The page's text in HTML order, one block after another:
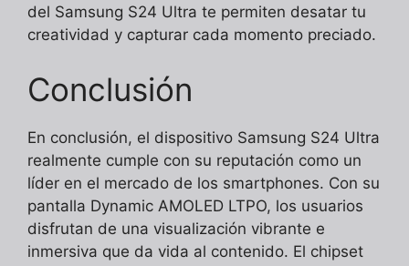
del Samsung S24 Ultra te permiten desatar tu
creatividad y capturar cada momento preciado.
Conclusión
En conclusión, el dispositivo Samsung S24 Ultra
realmente cumple con su reputación como un
líder en el mercado de los smartphones. Con su
pantalla Dynamic AMOLED LTPO, los usuarios
disfrutan de una visualización vibrante e
inmersiva que da vida al contenido. El chipset